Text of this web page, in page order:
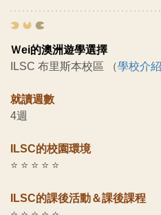
Ｗei的澳洲遊學選擇
ILSC 布里斯本校區 （學校介
就讀週數
4週
ILSC的校園環境
⭐ ⭐ ⭐ ⭐ ⭐
ILSC的課後活動＆課後課程